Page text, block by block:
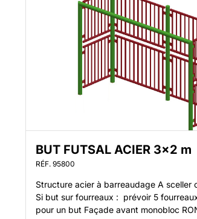
BUT FUTSAL ACIER 3×2 m
RÉF. 95800
Structure acier à barreaudage A sceller
Si but sur fourreaux : prévoir 5
pour un but Façade avant monobloc